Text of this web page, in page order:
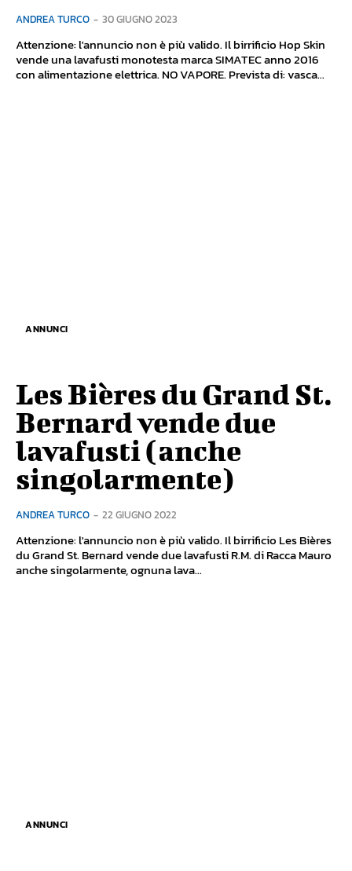
ANDREA TURCO - 30 GIUGNO 2023
Attenzione: l'annuncio non è più valido. Il birrificio Hop Skin
vende una lavafusti monotesta marca SIMATEC anno 2016
con alimentazione elettrica. NO VAPORE. Prevista di: vasca...
ANNUNCI
Les Bières du Grand St.
Bernard vende due
lavafusti (anche
singolarmente)
ANDREA TURCO - 22 GIUGNO 2022
Attenzione: l'annuncio non è più valido. Il birrificio Les Bières
du Grand St. Bernard vende due lavafusti R.M. di Racca Mauro
anche singolarmente, ognuna lava...
ANNUNCI